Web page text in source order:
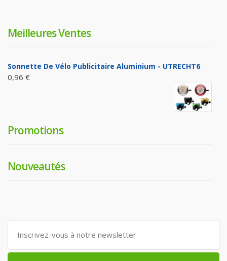
Meilleures Ventes
Sonnette De Vélo Publicitaire Aluminium - UTRECHT6
0,96 €
Promotions
Nouveautés